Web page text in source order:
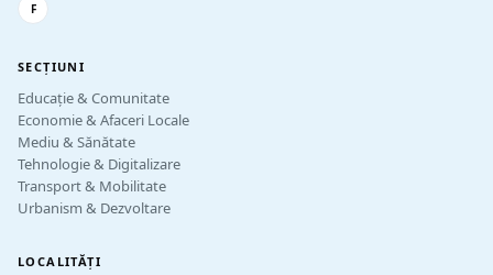
F
SECȚIUNI
Educație & Comunitate
Economie & Afaceri Locale
Mediu & Sănătate
Tehnologie & Digitalizare
Transport & Mobilitate
Urbanism & Dezvoltare
LOCALITĂȚI